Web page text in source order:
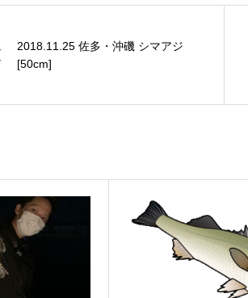
2018.11.25 佐多・沖磯 シマアジ
[50cm]